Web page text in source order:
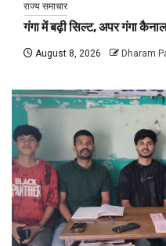
राज्य समाचार
गंगा में बढ़ी सिल्ट, अपर गंगा
August 8, 2026 Dharam